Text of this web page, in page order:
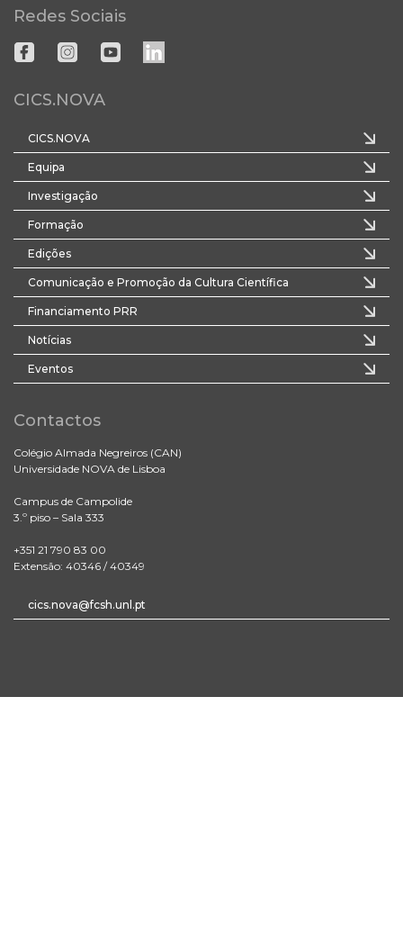
Redes Sociais
CICS.NOVA
CICS.NOVA
Equipa
Investigação
Formação
Edições
Comunicação e Promoção da Cultura Científica
Financiamento PRR
Notícias
Eventos
Contactos
Colégio Almada Negreiros (CAN)
Universidade NOVA de Lisboa
Campus de Campolide
3.º piso – Sala 333
+351 21 790 83 00
Extensão: 40346 / 40349
cics.nova@fcsh.unl.pt